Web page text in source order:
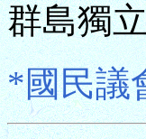
群島獨
*國民議